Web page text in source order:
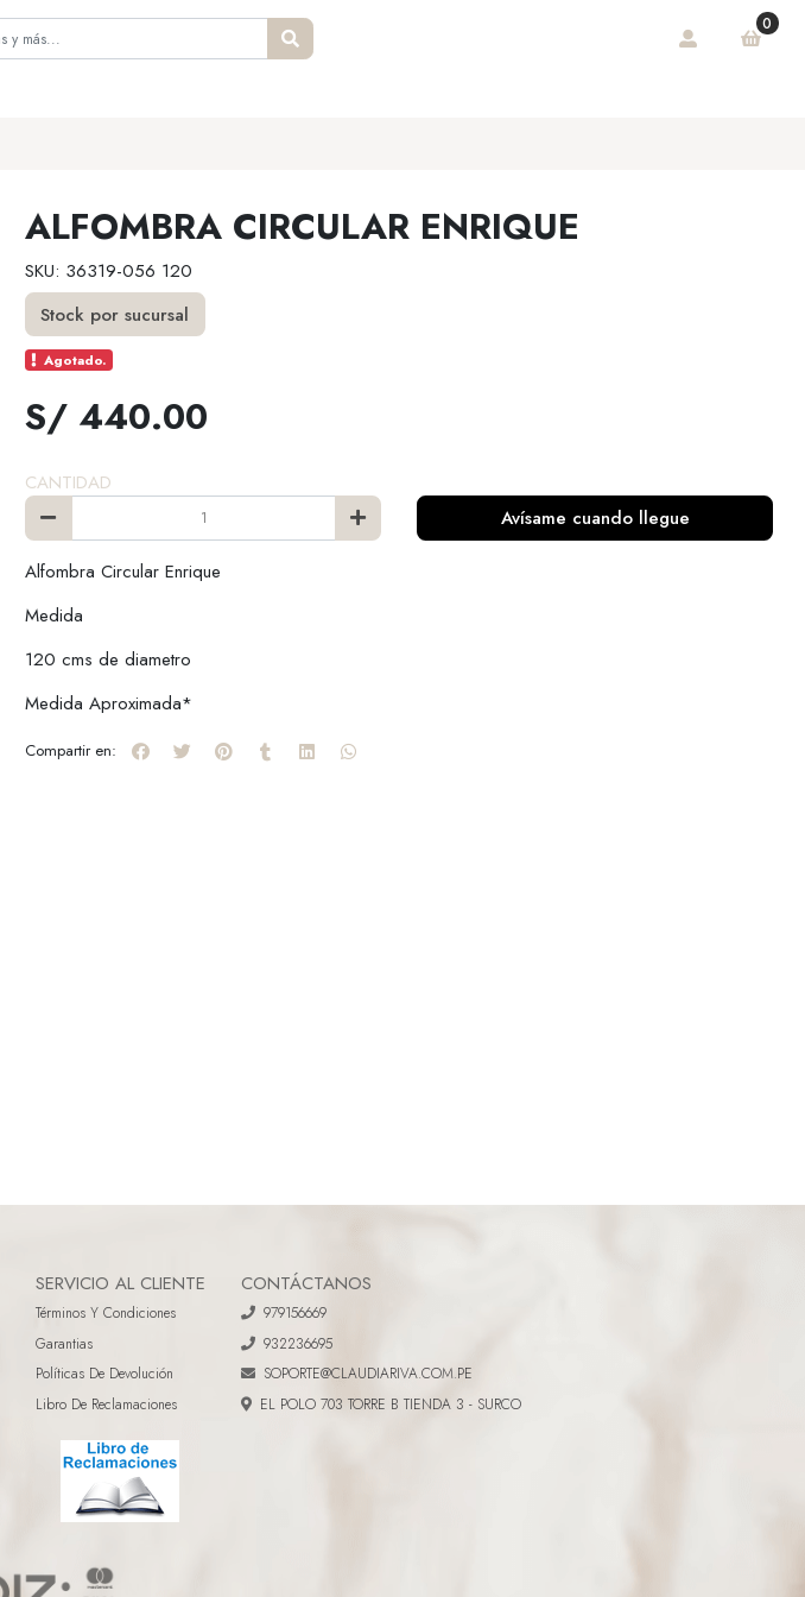
0
ALFOMBRA CIRCULAR ENRIQUE
SKU: 36319-056 120
Stock por sucursal
Agotado.
S/ 440.00
CANTIDAD
Avísame cuando llegue
Alfombra Circular Enrique
Medida
120 cms de diametro
Medida Aproximada*
Compartir en:
SERVICIO AL CLIENTE
Términos Y Condiciones
Garantias
Políticas De Devolución
Libro De Reclamaciones
CONTÁCTANOS
979156669
932236695
SOPORTE@CLAUDIARIVA.COM.PE
EL POLO 703 TORRE B TIENDA 3 - SURCO